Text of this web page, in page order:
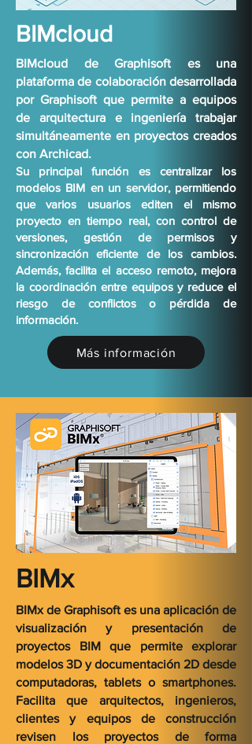
BIMcloud
BIMcloud de Graphisoft es una
plataforma de colaboración desarrollada
por Graphisoft que permite a equipos
de arquitectura e ingeniería trabajar
simultáneamente en proyectos creados
con Archicad.
Su principal función es centralizar los
modelos BIM en un servidor, permitiendo
que varios usuarios editen el mismo
proyecto en tiempo real, con control de
versiones, gestión de permisos y
sincronización eficiente de los cambios.
Además, facilita el acceso remoto, mejora
la coordinación entre equipos y reduce el
riesgo de conflictos o pérdida de
información.
Más información
BIMx
​BIMx de Graphisoft es una aplicación de
visualización y presentación de
proyectos BIM que permite explorar
modelos 3D y documentación 2D desde
computadoras, tablets o smartphones.
Facilita que arquitectos, ingenieros,
clientes y equipos de construcción
revisen los proyectos de forma